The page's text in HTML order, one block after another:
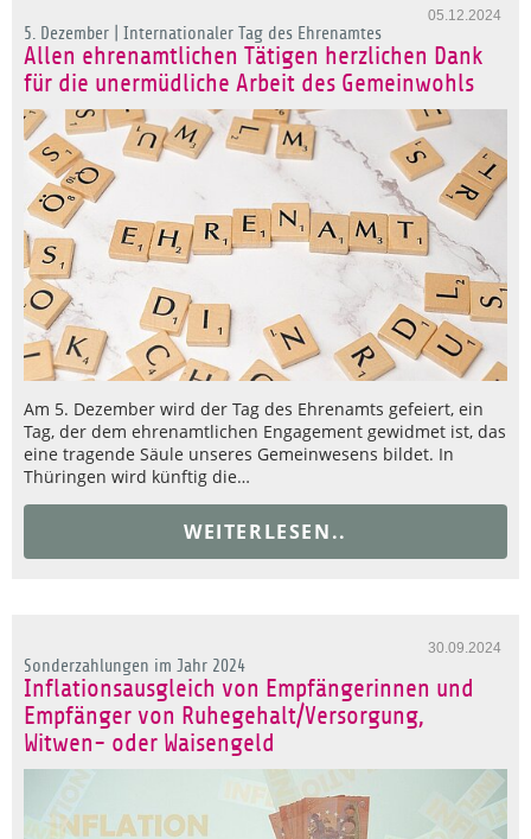
05.12.2024
5. Dezember | Internationaler Tag des Ehrenamtes
Allen ehrenamtlichen Tätigen herzlichen Dank
für die unermüdliche Arbeit des Gemeinwohls
Am 5. Dezember wird der Tag des Ehrenamts gefeiert, ein
Tag, der dem ehrenamtlichen Engagement gewidmet ist, das
eine tragende Säule unseres Gemeinwesens bildet. In
Thüringen wird künftig die…
WEITERLESEN..
30.09.2024
Sonderzahlungen im Jahr 2024
Inflationsausgleich von Empfängerinnen und
Empfänger von Ruhegehalt/Versorgung,
Witwen- oder Waisengeld